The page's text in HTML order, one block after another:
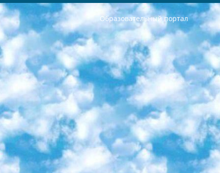
Образовательный портал
РЕСПУБЛИКА УЗБЕКИСТАН МИНИСТРЕРСТВО ДОШКОЛЬНОГО И ШКОЛЬНОГО ОБРАЗОВАНИЯ КОМАНДА в общеобразовательных учреждениях в 2023-2024 учебном году организация и проведение итоговой государственной аттестации обучающихся о Министра дошкольного и школьного образования Республики Узбекистан от 4 марта 2008 года (постановлением Минюста от 20 марта 2008 года № 1778 государственной регистрации) «Итоговое состояние учащихся общего среднего образования на основании положения об утверждении положения об аттестации общего среднего образования выпускной экзамен студентов в образовательных учреждениях в 2023-2024 учебном году В целях организации и прохождения аттестации приказываю: 1. Следующее: перечень предметов, по которым будет проводиться итоговая государственная аттестация и экзамен формы перевода согласно приложению 1; сертификаты международного образца, оценивающие уровень владения иностранными языками перечень согласно приложению 2; 2. Педагогический при специализированных образовательных учреждениях. научно-практический центр квалификации и международной оценки (Д.Давидова) 2024 г. До 25 марта: задания по предметам, по которым будет проводиться итоговая аттестация разработка и утверждение технических условий; итоговая аттестация на основании разработанного предметного задания разработка вопросов по предметам (устно и письменно), экзамен передача; общеобразовательные средние школы и специальные учебные заведения учащиеся выпускных классов школ и интернатов в агентской системе подготовка базы данных экзаменационных материалов и критериев оценки; перевод базы экзаменационных материалов на все языки обучения подать в Республиканский образовательный центр для изготовления; варианты экзаменов на основе разработанных контрольных материалов пусть будут поставлены задачи формирования. 3. Республиканский образовательный центр (Ш.Худайкулов) до 5 апреля 2024 года. до: база данных предоставленных экзаменационных материалов на все языки обучения перевод и экспертиза; для слепых, слабовидящих, глухих, слабослышащих и умственно отсталых детей учащиеся выпускных классов специализированных школ и школ-интернатов база данных экзаменационных материалов на всех преподаваемых языках подготовка критериев оценки; специализированные школы для умственно отсталых детей и технологии для учащихся выпускных классов школ-интернатов разработка соответствующих рекомендаций и критериев проведения ЕГЭ по естествознанию давать задания. 4. Педагогический при